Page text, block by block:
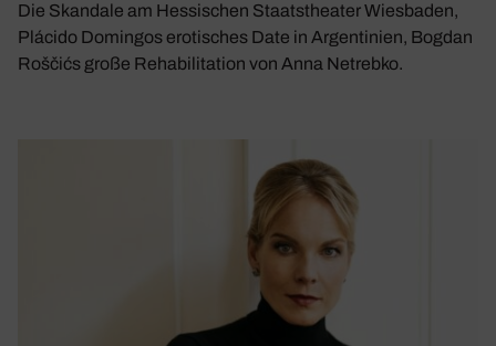
Die Skandale am Hessischen Staatstheater Wiesbaden,
Plácido Domingos erotisches Date in Argentinien, Bogdan
Roščićs große Rehabilitation von Anna Netrebko.